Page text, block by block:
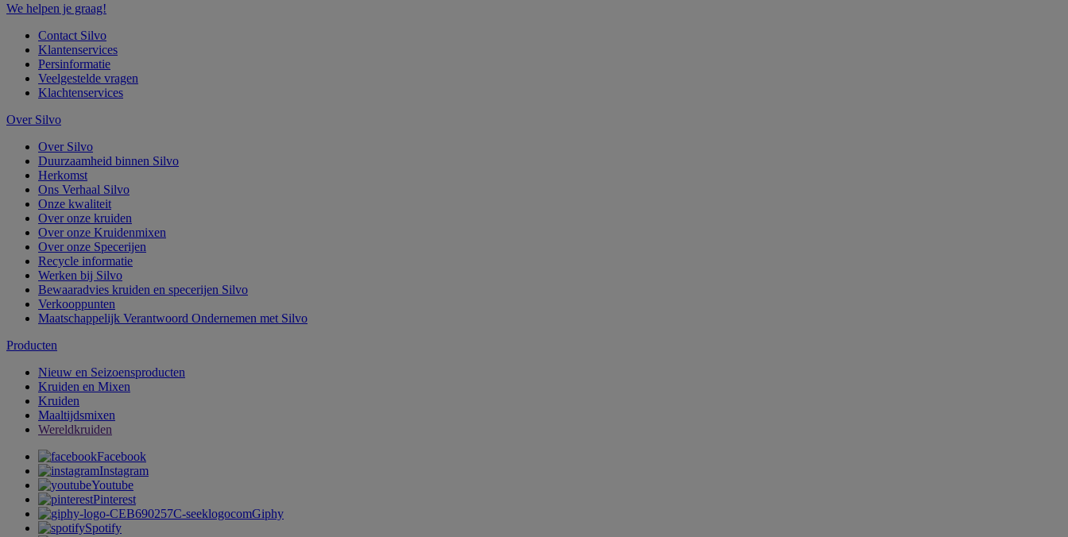
We helpen je graag!
Contact Silvo
Klantenservices
Persinformatie
Veelgestelde vragen
Klachtenservices
Over Silvo
Over Silvo
Duurzaamheid binnen Silvo
Herkomst
Ons Verhaal Silvo
Onze kwaliteit
Over onze kruiden
Over onze Kruidenmixen
Over onze Specerijen
Recycle informatie
Werken bij Silvo
Bewaaradvies kruiden en specerijen Silvo
Verkooppunten
Maatschappelijk Verantwoord Ondernemen met Silvo
Producten
Nieuw en Seizoensproducten
Kruiden en Mixen
Kruiden
Maaltijdsmixen
Wereldkruiden
Facebook
Instagram
Youtube
Pinterest
Giphy
Spotify